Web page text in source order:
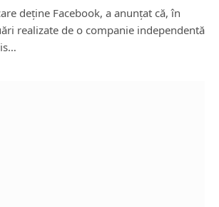
deține Facebook, a anunțat că, în
realizate de o companie independentă